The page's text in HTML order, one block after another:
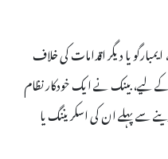
یا دیگر اقدامات کی خلاف
لیے، بینک نے ایک خودکار نظام
سے پہلے ان کی اسکریننگ یا